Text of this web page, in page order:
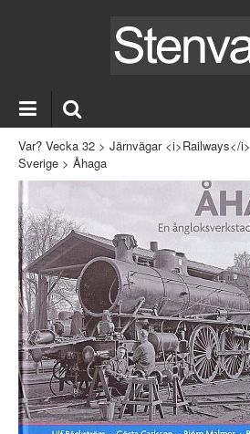
Var? Vecka 32 > Järnvägar <i>Railways</i>
Sverige > Åhaga